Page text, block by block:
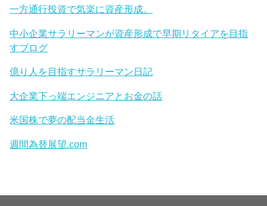
一方通行投資で気楽に資産形成。
中小企業サラリーマンが資産形成で早期リタイアを目指
すブログ
億り人を目指すサラリーマン日記
大企業下っ端エンジニアとお金の話
米国株で夢の配当金生活
週間為替展望.com